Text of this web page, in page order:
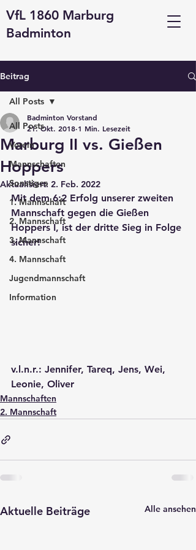
VfL 1860 Marburg
Badminton
Beitrag
All Posts
Verein
Mannschaften
Sonstiges
1. Mannschaft
2. Mannschaft
3. Mannschaft
4. Mannschaft
Jugendmannschaft
Information
All Posts
Marburg II vs. Gießen
Hoppers
Badminton Vorstand
21. Okt. 2018 1 Min. Lesezeit
Aktualisiert: 2. Feb. 2022
Mit dem 6:2 Erfolg unserer zweiten
Mannschaft gegen die Gießen
Hoppers I, ist der dritte Sieg in Folge
sicher!
v.l.n.r.: Jennifer, Tareq, Jens, Wei,
Leonie, Oliver
Mannschaften
2. Mannschaft
Aktuelle Beiträge Alle ansehen